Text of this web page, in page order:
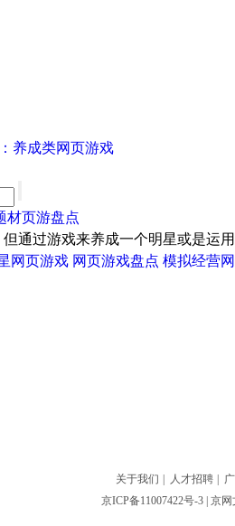
养成类网页游戏
材页游盘点
通过游戏来养成一个明星或是运
网页游戏 网页游戏盘点 模拟经营
关于我们 人才招聘
京ICP备11007422号-3| 京网